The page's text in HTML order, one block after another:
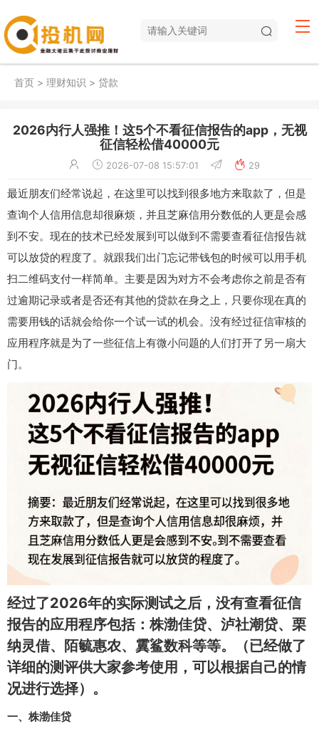
首页 > 理财知识 > 贷款
2026内行人强推！这5个不看征信报告的app，无视
征信轻松借40000元
2026-07-08 15:57:01 29
最近朋友们经常说起，在这里可以找到很多地方来取款了，但是
查询个人信用信息却很麻烦，并且芝麻信用分数低的人更是会感
到不安。现在的技术已经发展到可以做到不需要查看征信报告就
可以放贷的程度了。就跟我们出门忘记带钱包的时候可以用手机
扫二维码支付一样简单。主要是因为对方不会考虑你之前是否有
过逾期记录或者是否还有其他的贷款在身之上，只要你现在真的
需要用钱的话就会给你一个试一试的机会。没有经过征信审核的
应用程序就是为了一些征信上有微小问题的人们打开了另一扇大
门。
经过了2026年的实际测试之后，没有查看征信
报告的应用程序包括：株渤佳贷、泸社潮贷、栗
纳灵借、陌毓惠农、霬鲨数科等等。（已经做了
详细的测评供大家参考使用，可以根据自己的情
况进行选择）。
一、株渤佳贷